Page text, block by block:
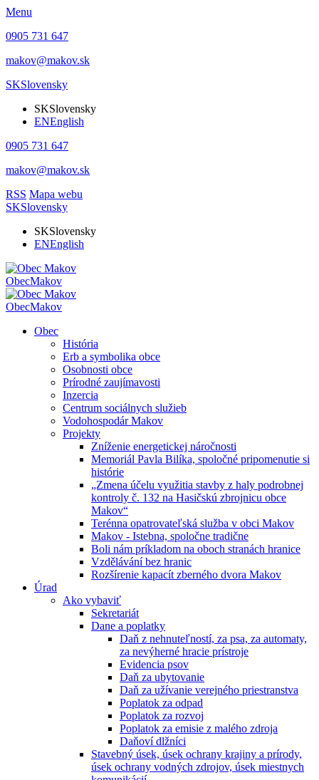
Menu
0905 731 647
makov@makov.sk
SKSlovensky
SKSlovensky
ENEnglish
0905 731 647
makov@makov.sk
RSS Mapa webu
SKSlovensky
SKSlovensky
ENEnglish
ObecMakov
ObecMakov
Obec
História
Erb a symbolika obce
Osobnosti obce
Prírodné zaujímavosti
Inzercia
Centrum sociálnych služieb
Vodohospodár Makov
Projekty
Zníženie energetickej náročnosti
Memoriál Pavla Bilíka, spoločné pripomenutie si
histórie
„Zmena účelu využitia stavby z haly podrobnej
kontroly č. 132 na Hasičskú zbrojnicu obce
Makov“
Terénna opatrovateľská služba v obci Makov
Makov - Istebna, spoločne tradične
Boli nám príkladom na oboch stranách hranice
Vzdělávání bez hranic
Rozšírenie kapacít zberného dvora Makov
Úrad
Ako vybaviť
Sekretariát
Dane a poplatky
Daň z nehnuteľností, za psa, za automaty,
za nevýherné hracie prístroje
Evidencia psov
Daň za ubytovanie
Daň za užívanie verejného priestranstva
Poplatok za odpad
Poplatok za rozvoj
Poplatok za emisie z malého zdroja
Daňoví dlžníci
Stavebný úsek, úsek ochrany krajiny a prírody,
úsek ochrany vodných zdrojov, úsek miestnych